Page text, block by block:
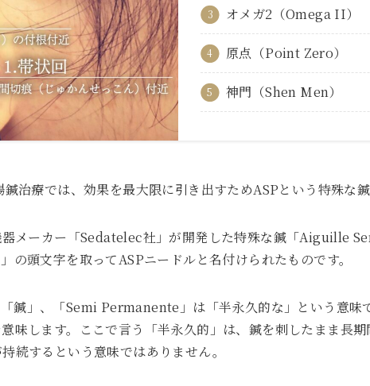
オメガ2（Omega II）
原点（Point Zero）
神門（Shen Men）
治療では、効果を最大限に引き出すためASPという特殊な鍼
器メーカー「Sedatelec社」が開発した特殊な鍼「Aiguille
の頭文字を取ってASPニードルと名付けられたものです。
鍼」、「Semi Permanente」は「半永久的な」という意味
味します。ここで言う「半永久的」は、鍼を刺したまま長
続するという意味ではありません。